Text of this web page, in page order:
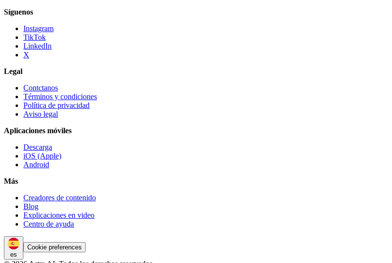
Síguenos
Instagram
TikTok
LinkedIn
X
Legal
Contctanos
Términos y condiciones
Política de privacidad
Aviso legal
Aplicaciones móviles
Descarga
iOS (Apple)
Android
Más
Creadores de contenido
Blog
Explicaciones en video
Centro de ayuda
es
Cookie preferences